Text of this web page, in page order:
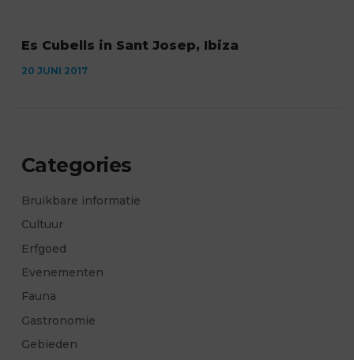
Es Cubells in Sant Josep, Ibiza
20 JUNI 2017
Categories
Bruikbare informatie
Cultuur
Erfgoed
Evenementen
Fauna
Gastronomie
Gebieden